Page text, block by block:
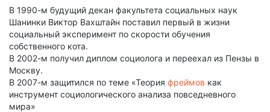
В 1990-м будущий декан факультета социальных наук
Шанинки Виктор Вахштайн поставил первый в жизни
социальный эксперимент по скорости обучения
собственного кота.
В 2002-м получил диплом социолога и переехал из Пензы в
Москву.
В 2007-м защитился по теме «Теория фреймов как
инструмент социологического анализа повседневного
мира»